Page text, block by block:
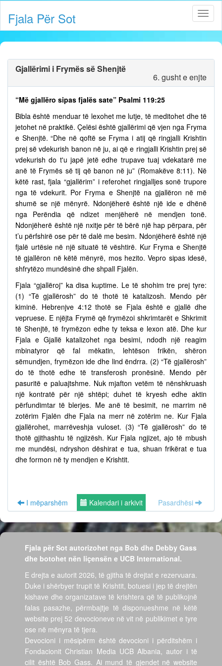
Fjala Për Sot
Gjallërimi i Frymës së Shenjtë
6. gusht e enjte
“Më gjallëro sipas fjalës sate” Psalmi 119:25
Bibla është menduar të lexohet me lutje, të meditohet dhe të
jetohet në praktikë. Çelësi është gjallërimi që vjen nga Fryma
e Shenjtë. “Dhe në qoftë se Fryma i atij që ringjalli Krishtin
prej së vdekurish banon në ju, ai që e ringjalli Krishtin prej së
vdekurish do t'u japë jetë edhe trupave tuaj vdekatarë me
anë të Frymës së tij që banon në ju” (Romakëve 8:11). Në
këtë rast, fjala “gjallërim” i referohet ringjalljes sonë trupore
nga të vdekurit. Por Fryma e Shenjtë na gjallëron në më
shumë se një mënyrë. Ndonjëherë është një ide e dhënë
nga Perëndia që ndizet menjëherë në mendjen tonë.
Ndonjëherë është një nxitje për të bërë një hap përpara, për
t’u përfshirë ose për të dalë me besim. Ndonjëherë është një
fjalë urtësie në një situatë të vështirë. Kur Fryma e Shenjtë
të gjallëron në këtë mënyrë, mos hezito. Vepro sipas idesë,
shfrytëzo mundësinë dhe shpall Fjalën.
Fjala “gjallëroj” ka disa kuptime. Le të shohim tre prej tyre:
(1) “Të gjallërosh” do të thotë të katalizosh. Mendo për
kiminë. Hebrenjve 4:12 thotë se Fjala është e gjallë dhe
vepruese. E njëjta Frymë që frymëzoi shkrimtarët e Shkrimit
të Shenjtë, të frymëzon edhe ty teksa e lexon atë. Dhe kur
Fjala e Gjallë katalizohet nga besimi, ndodh një reagim
mbinatyror që fal mëkatin, lehtëson frikën, shëron
sëmundjen, frymëzon ide dhe lind ëndrra. (2) “Të gjallërosh”
do të thotë edhe të transferosh pronësinë. Mendo për
pasuritë e paluajtshme. Nuk mjafton vetëm të nënshkruash
një kontratë për një shtëpi; duhet të kryesh edhe aktin
përfundimtar të blerjes. Me anë të besimit, ne marrim në
zotërim Fjalën dhe Fjala na merr në zotërim ne. Kur Fjala
gjallërohet, marrëveshja vuloset. (3) “Të gjallërosh” do të
thotë gjithashtu të ngjizësh. Kur Fjala ngjizet, ajo të mbush
me mundësi, ndryshon dëshirat e tua, shuan frikërat e tua
dhe formon në ty mendjen e Krishtit.
I mëparshëm Kalendari i arkivit Pasardhësi
Fjala për Sot autorizohet nga Bob dhe Debby Gass
dhe botohet nën liçensën e UCB International.
E drejta e autorit 2026, të gjitha të drejtat e rezervuara.
Duke i shërbyer trupit të Krishtit, botuesi i jep të drejtën
kishave dhe organizatave të krishtera që të publikojnë
falas pasazhe, përmbajtje të disponueshme në këtë
website prej 52 devocioneve në vit në publikimet e tyre
ose në mënyra të tjera.
Devocioni i mësipërm është devocioni i përditshëm i
Fondacionit Christian Media UCB Albania, autor i të
cilit është Bob Gass. Ai mund të gjendet në website